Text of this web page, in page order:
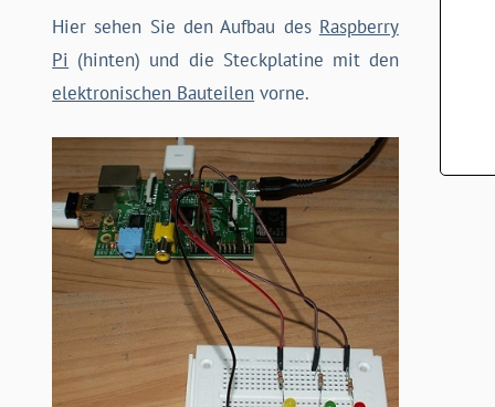
Hier sehen Sie den Aufbau des Raspberry
Pi (hinten) und die Steckplatine mit den
elektronischen Bauteilen vorne.